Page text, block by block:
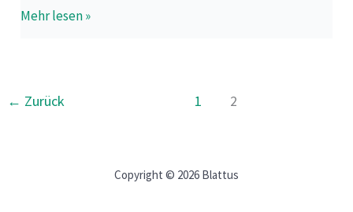
Mehr lesen »
← Zurück 1 2
Copyright © 2026 Blattus